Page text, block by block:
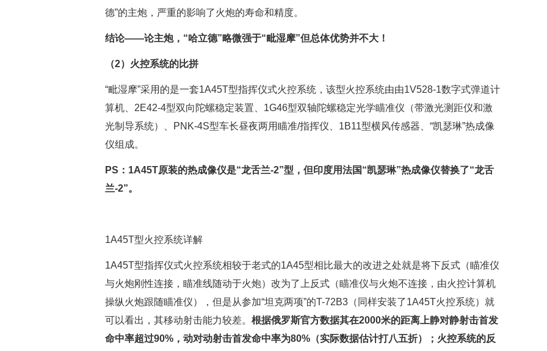
德”的主炮，严重的影响了火炮的寿命和精度。
结论——论主炮，“哈立德”略微强于“毗湿摩”但总体优势并不大！
（2）火控系统的比拼
“毗湿摩”采用的是一套1A45T型指挥仪式火控系统，该型火控系统由由1V528-1数字式弹道计
算机、2E42-4型双向陀螺稳定装置、1G46型双轴陀螺稳定光学瞄准仪（带激光测距仪和激
光制导系统）、PNK-4S型车长昼夜两用瞄准/指挥仪、1B11型横风传感器、“凯瑟琳”热成像
仪组成。
PS：1A45T原装的热成像仪是“龙舌兰-2”型，但印度用法国“凯瑟琳”热成像仪替换了“龙舌
兰-2”。
1A45T型火控系统详解
1A45T型指挥仪式火控系统相较于老式的1A45型相比最大的改进之处就是将下反式（瞄准仪
与火炮刚性连接，瞄准线随动于火炮）改为了上反式（瞄准仪与火炮不连接，由火控计算机
操纵火炮跟随瞄准仪），但是从参加“坦克两项”的T-72B3（同样安装了1A45T火控系统）就
可以看出，其移动射击能力较差。 根据俄罗斯官方数据其在2000米的距离上静对静射击首发
命中率超过90%，动对动射击首发命中率为80%（实际数据估计打八五折）；火控系统的反